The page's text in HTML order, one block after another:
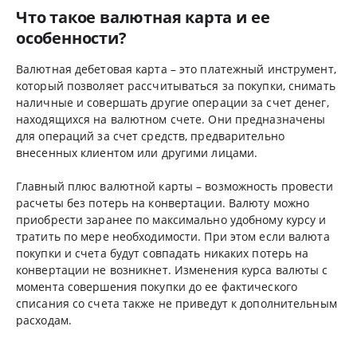
Что такое валютная карта и ее
особенности?
Валютная дебетовая карта – это платежный инструмент,
который позволяет рассчитываться за покупки, снимать
наличные и совершать другие операции за счет денег,
находящихся на валютном счете. Они предназначены
для операций за счет средств, предварительно
внесенных клиентом или другими лицами.
Главный плюс валютной карты – возможность провести
расчеты без потерь на конвертации. Валюту можно
приобрести заранее по максимально удобному курсу и
тратить по мере необходимости. При этом если валюта
покупки и счета будут совпадать никаких потерь на
конвертации не возникнет. Изменения курса валюты с
момента совершения покупки до ее фактического
списания со счета также не приведут к дополнительным
расходам.